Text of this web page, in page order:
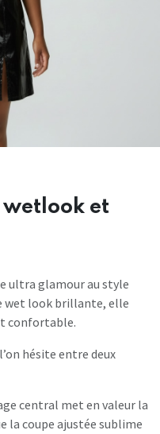
wetlook et
ultra glamour au style
wet look brillante, elle
confortable.
hésite entre deux
central met en valeur la
la coupe ajustée sublime